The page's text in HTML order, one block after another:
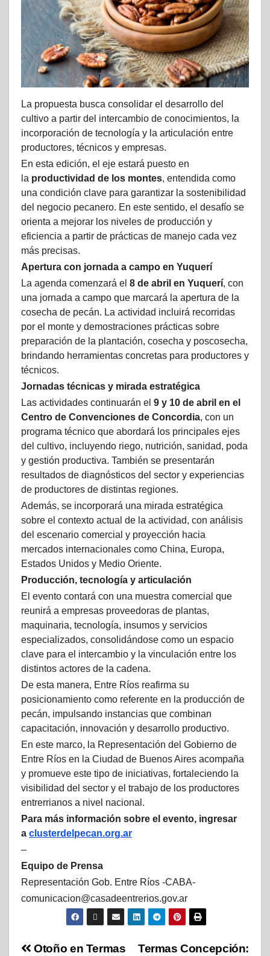
La propuesta busca consolidar el desarrollo del
cultivo a partir del intercambio de conocimientos, la
incorporación de tecnología y la articulación entre
productores, técnicos y empresas.
En esta edición, el eje estará puesto en
la productividad de los montes, entendida como
una condición clave para garantizar la sostenibilidad
del negocio pecanero. En este sentido, el desafío se
orienta a mejorar los niveles de producción y
eficiencia a partir de prácticas de manejo cada vez
más precisas.
Apertura con jornada a campo en Yuquerí
La agenda comenzará el 8 de abril en Yuquerí, con
una jornada a campo que marcará la apertura de la
cosecha de pecán. La actividad incluirá recorridas
por el monte y demostraciones prácticas sobre
preparación de la plantación, cosecha y poscosecha,
brindando herramientas concretas para productores y
técnicos.
Jornadas técnicas y mirada estratégica
Las actividades continuarán el 9 y 10 de abril en el
Centro de Convenciones de Concordia, con un
programa técnico que abordará los principales ejes
del cultivo, incluyendo riego, nutrición, sanidad, poda
y gestión productiva. También se presentarán
resultados de diagnósticos del sector y experiencias
de productores de distintas regiones.
Además, se incorporará una mirada estratégica
sobre el contexto actual de la actividad, con análisis
del escenario comercial y proyección hacia
mercados internacionales como China, Europa,
Estados Unidos y Medio Oriente.
Producción, tecnología y articulación
El evento contará con una muestra comercial que
reunirá a empresas proveedoras de plantas,
maquinaria, tecnología, insumos y servicios
especializados, consolidándose como un espacio
clave para el intercambio y la vinculación entre los
distintos actores de la cadena.
De esta manera, Entre Ríos reafirma su
posicionamiento como referente en la producción de
pecán, impulsando instancias que combinan
capacitación, innovación y desarrollo productivo.
En este marco, la Representación del Gobierno de
Entre Ríos en la Ciudad de Buenos Aires acompaña
y promueve este tipo de iniciativas, fortaleciendo la
visibilidad del sector y el trabajo de los productores
entrerrianos a nivel nacional.
Para más información sobre el evento, ingresar
a clusterdelpecan.org.ar
–
Equipo de Prensa
Representación Gob. Entre Ríos -CABA-
comunicacion@casadeentrerios.gov.ar
Termas Concepción:
Otoño en Termas